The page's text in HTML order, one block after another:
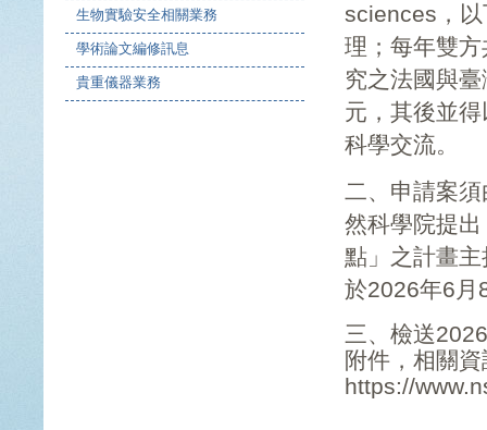
sciences，以
理；每年雙
究之法國與
元，其後並
科學交流。
二、申請案
然科學院提
點」之計畫
於2026年6月
三、檢送
附件，相關
https://
生物實驗安全相關業務
學術論文編修訊息
貴重儀器業務